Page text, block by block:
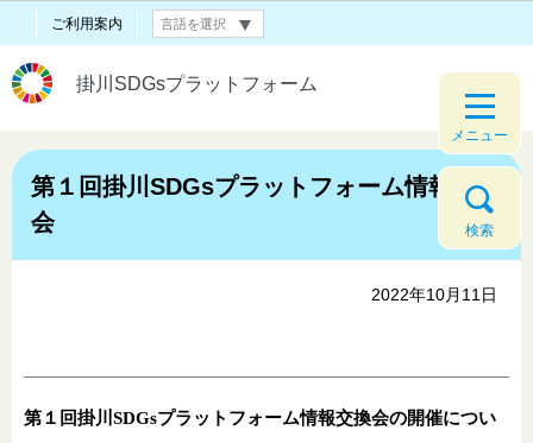
ご利用案内
掛川SDGsプラットフォーム
メニュー
検索
第１回掛川SDGsプラットフォーム情報交換
会
2022年10月11日
第１回掛川SDGsプラットフォーム情報交換会の開催につい